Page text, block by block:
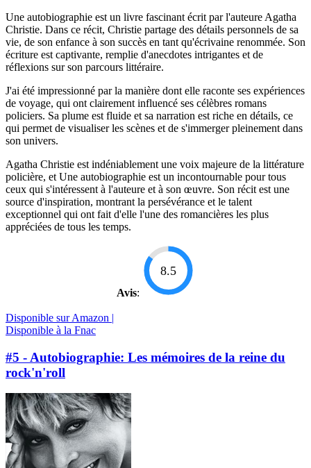
Une autobiographie est un livre fascinant écrit par l'auteure Agatha
Christie. Dans ce récit, Christie partage des détails personnels de sa
vie, de son enfance à son succès en tant qu'écrivaine renommée. Son
écriture est captivante, remplie d'anecdotes intrigantes et de
réflexions sur son parcours littéraire.
J'ai été impressionné par la manière dont elle raconte ses expériences
de voyage, qui ont clairement influencé ses célèbres romans
policiers. Sa plume est fluide et sa narration est riche en détails, ce
qui permet de visualiser les scènes et de s'immerger pleinement dans
son univers.
Agatha Christie est indéniablement une voix majeure de la littérature
policière, et Une autobiographie est un incontournable pour tous
ceux qui s'intéressent à l'auteure et à son œuvre. Son récit est une
source d'inspiration, montrant la persévérance et le talent
exceptionnel qui ont fait d'elle l'une des romancières les plus
appréciées de tous les temps.
Avis:
8.5
Disponible sur Amazon |
Disponible à la Fnac
#5 - Autobiographie: Les mémoires de la reine du
rock'n'roll